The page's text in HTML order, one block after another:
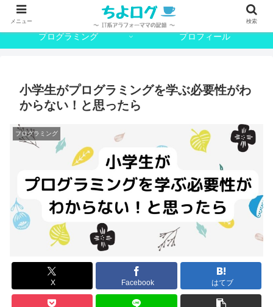
プログラミング プロフィール
小学生がプログラミングを学ぶ必要性がわ
からない！と思ったら
プログラミング
X Facebook はてブ
メニュー 検索